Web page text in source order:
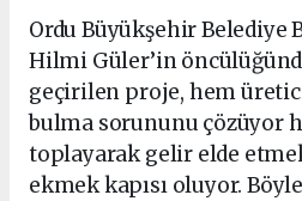
Ordu Büyükşehir Belediye
Hilmi Güler’in
geçirilen proje, hem
bulma sorununu çözüyor
toplayarak gelir elde
ekmek kapısı oluyor.